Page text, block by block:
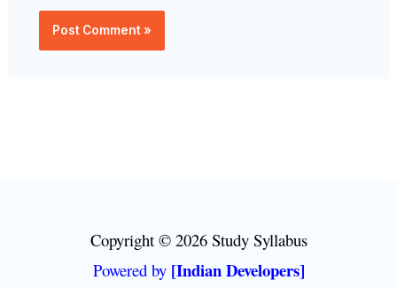
Copyright © 2026 Study Syllabus
Powered by [Indian Developers]